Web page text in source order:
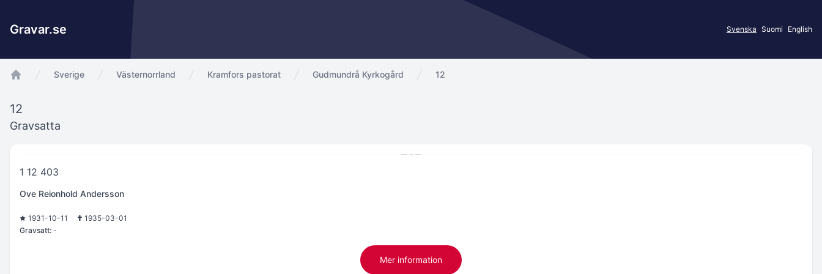
Gravar.se Svenska Suomi English
Sverige Västernorrland Kramfors pastorat Gudmundrå Kyrkogård 12
12
Gravsatta
1 12 403
Ove Reionhold Andersson
1931-10-11
1935-03-01
Gravsatt: -
Mer information